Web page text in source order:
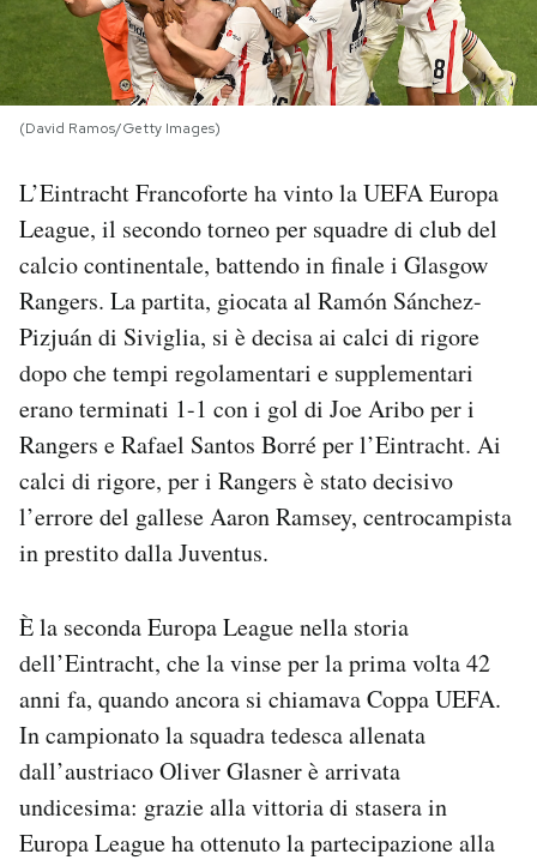
PODCAST
NEWSLETTER
I MIEI PREFERITI
CALENDARIO
AREA PERSONALE
Area Personale
Newsletter
Notifiche mobile
Hai bisogno di aiuto?
(David Ramos/Getty Images)
L’Eintracht Francoforte ha vinto la UEFA Europa
League, il secondo torneo per squadre di club del
calcio continentale, battendo in finale i Glasgow
Rangers. La partita, giocata al Ramón Sánchez-
Pizjuán di Siviglia, si è decisa ai calci di rigore
dopo che tempi regolamentari e supplementari
erano terminati 1-1 con i gol di Joe Aribo per i
Rangers e Rafael Santos Borré per l’Eintracht. Ai
calci di rigore, per i Rangers è stato decisivo
l’errore del gallese Aaron Ramsey, centrocampista
in prestito dalla Juventus.
È la seconda Europa League nella storia
dell’Eintracht, che la vinse per la prima volta 42
anni fa, quando ancora si chiamava Coppa UEFA.
In campionato la squadra tedesca allenata
dall’austriaco Oliver Glasner è arrivata
undicesima: grazie alla vittoria di stasera in
Europa League ha ottenuto la partecipazione alla